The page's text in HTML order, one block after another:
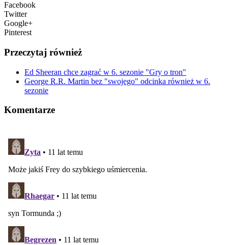
Facebook
Twitter
Google+
Pinterest
Przeczytaj również
Ed Sheeran chce zagrać w 6. sezonie "Gry o tron"
George R.R. Martin bez "swojego" odcinka również w 6.
sezonie
Komentarze